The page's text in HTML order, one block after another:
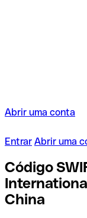
Abrir uma conta
Entrar Abrir uma
Código
China